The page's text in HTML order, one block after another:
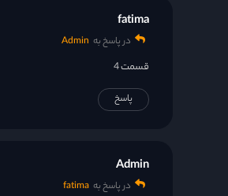
fatima
در پاسخ به Admin
قسمت 4
پاسخ
Admin
در پاسخ به fatima